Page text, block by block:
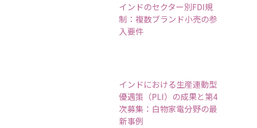
インドのセクター別FDI規
制：複数ブランド小売の参
入要件
インドにおける生産連動型
優遇策（PLI）の成果と第4
次募集：白物家電分野の最
新事例